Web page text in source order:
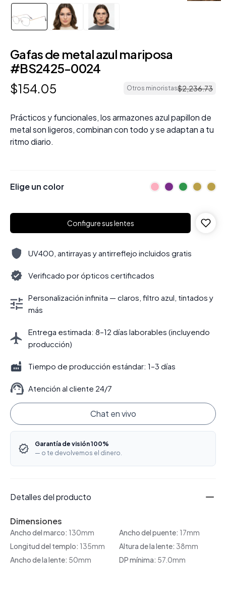
Gafas de metal azul mariposa
#BS2425-0024
$154.05 Otros minoristas$2,236.73
Prácticos y funcionales, los armazones azul papillon de
metal son ligeros, combinan con todo y se adaptan a tu
ritmo diario.
Elige un color
Configure sus lentes
UV400, antirrayas y antirreflejo incluidos gratis
Verificado por ópticos certificados
Personalización infinita — claros, filtro azul, tintados y
más
Entrega estimada: 8–12 días laborables (incluyendo
producción)
Tiempo de producción estándar: 1–3 días
Atención al cliente 24/7
Chat en vivo
Garantía de visión 100%
— o te devolvemos el dinero.
Detalles del producto
Dimensiones
Ancho del marco: 130mm Ancho del puente: 17mm
Longitud del templo: 135mm Altura de la lente: 38mm
Ancho de la lente: 50mm DP mínima: 57.0mm